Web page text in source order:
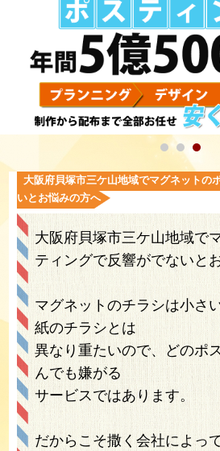
大阪府貝塚市三ケ山地域でマグネットの
いとお悩みの方へ
大阪府貝塚市三ケ山地域で
ティングで反響がでないと
マグネットのチラシは小さ
紙のチラシとは
異なり重たいので、どのポ
んでも嫌がる
サービスではあります。
だからこそ撒く会社によっ